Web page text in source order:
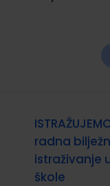
radna
istraživanje
škole